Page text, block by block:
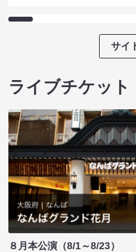
サイ
ライブチケット
８月本公演（8/1～8/23）